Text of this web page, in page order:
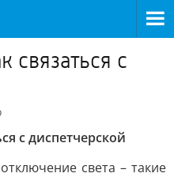
связаться с
с диспетчерской
света – такие